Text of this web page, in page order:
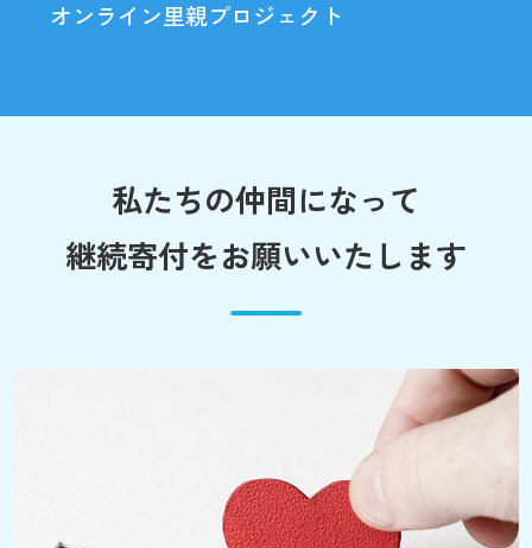
オンライン里親プロジェクト
私たちの仲間になって
継続寄付をお願いいたします